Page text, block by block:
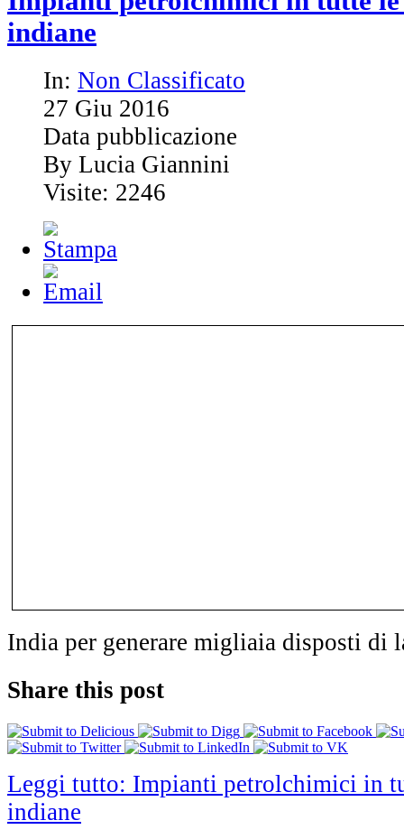
indiane
In: Non Classificato
27 Giu 2016
Data pubblicazione
By Lucia Giannini
Visite: 2246
India per generare migliaia disposti di
Share this post
Leggi tutto: Impianti petrolchimici in
indiane